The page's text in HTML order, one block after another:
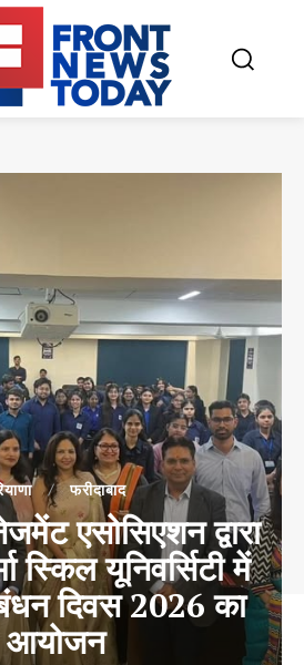
फरीदाबाद
एसोसिएशन द्वारा
स्किल यूनिवर्सिटी में
दिवस 2026 का
आयोजन